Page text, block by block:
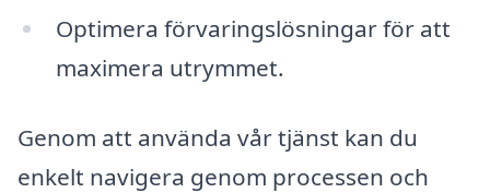
Optimera förvaringslösningar för att
maximera utrymmet.
Genom att använda vår tjänst kan du
enkelt navigera genom processen och